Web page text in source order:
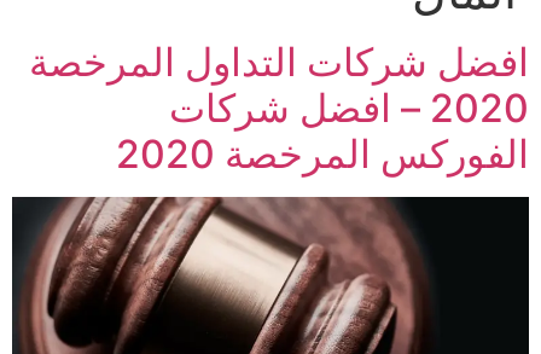
افضل شركات التداول المرخصة
2020 – افضل شركات
الفوركس المرخصة 2020